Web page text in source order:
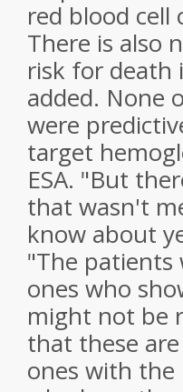
red blood
There is also
risk for death
added. None
were
target
ESA. "But
that wasn't
know about
"The patients
ones who
might not be
that these
ones with the